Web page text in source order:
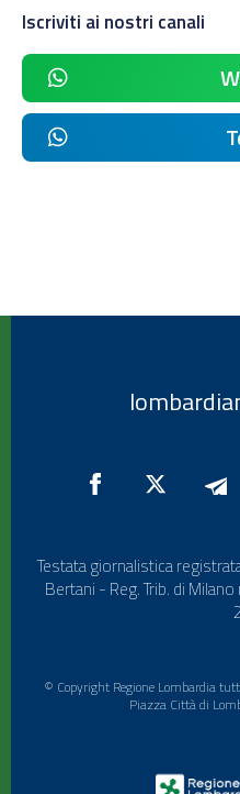
Iscriviti ai nostri canali
Testata giornalistica
Bertani - Reg. Trib. di
© Copyright Regione Lombardia
Piazza Città di